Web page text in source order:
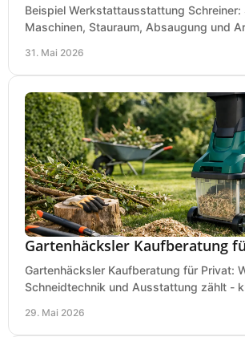
Beispiel Werkstattausstattung Schreiner:
Maschinen, Stauraum, Absaugung und
31. Mai 2026
Gartenhäcksler Kaufberatung
Gartenhäcksler Kaufberatung für Privat:
Schneidtechnik und Ausstattung zählt -
29. Mai 2026